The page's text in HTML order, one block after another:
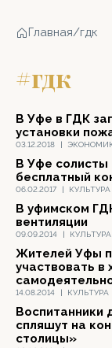
Главная/гдк
#гдк
03.12.2018 |
В Уфе в ГДК
установки
06.02.2017 | КУЛЬТУРА
В Уфе
бесплатный
09.09.2014 | КУЛЬТУРА
В уфимском
вентиляции
14.08.2014 | КУЛЬТУРА
Жителей Уфы
участвовать в
Воспитанники
спляшут на
столицы»